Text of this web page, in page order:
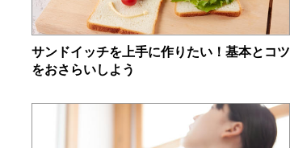
サンドイッチを上手に作りたい！基本とコツ
をおさらいしよう